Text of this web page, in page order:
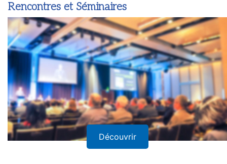
Rencontres et Séminaires
Découvrir